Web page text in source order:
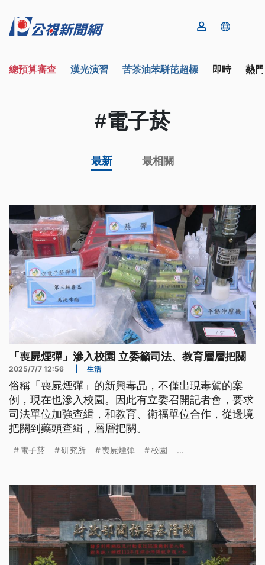
總預算審查 漢光演習 苦茶油苯駢芘超標 即時 熱
#電子菸
最新 最相關
「喪屍煙彈」滲入校園 立委籲司法、教育層層把關
2025/7/7 12:56 生活
俗稱「喪屍煙彈」的新興毒品，不僅出現毒駕的案
例，現在也滲入校園。因此有立委召開記者會，要求
司法單位加強查緝，和教育、衛福單位合作，從邊境
把關到藥頭查緝，層層把關。
電子菸 研究所 喪屍煙彈 校園 ...